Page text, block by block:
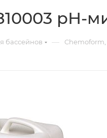
рН-
бассейнов —